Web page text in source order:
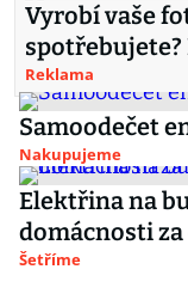
Vyrobí vaše
spotřebujete?
Reklama
Samoodečet
Nakupujeme
Elektřina na
domácnosti za
Šetříme